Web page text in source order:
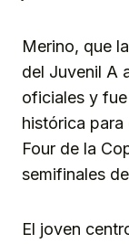
Merino, que
del Juvenil A
oficiales y
histórica para
Four de la
semifinales
El joven